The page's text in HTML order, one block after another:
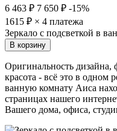
6 463 ₽ 7 650 ₽ -15%
1615 ₽ × 4 платежа
Зеркало с подсветкой в
В корзину
Оригинальность дизайна,
красота - всё это в одном
ванную комнату Аиса
страницах нашего
Вашего дома, офиса,